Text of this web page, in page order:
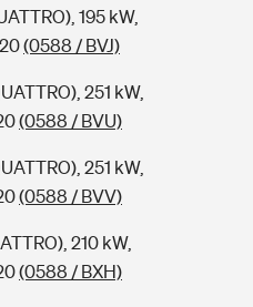
195 kW,
(0588 / BVJ)
251 kW,
(0588 / BVU)
251 kW,
(0588 / BVV)
210 kW,
(0588 / BXH)